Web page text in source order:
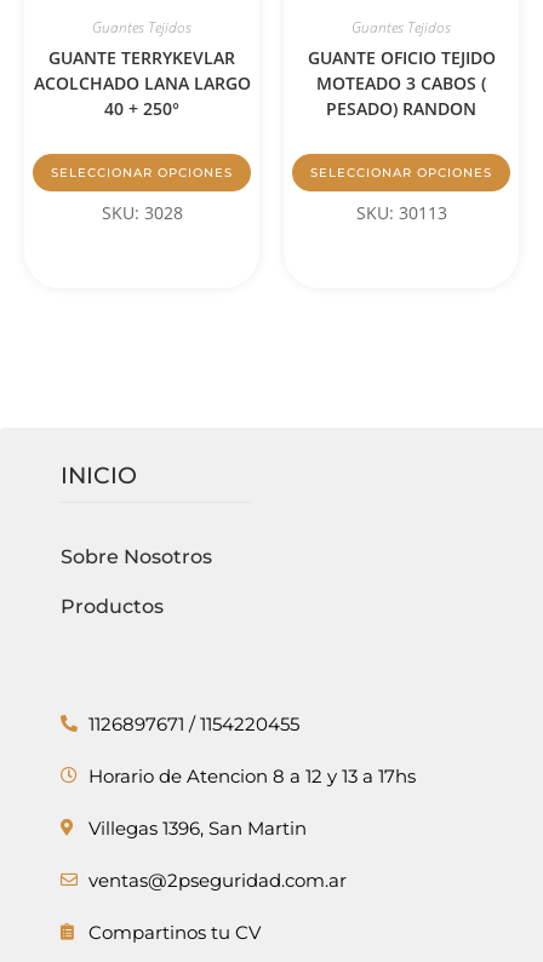
Guantes Tejidos
GUANTE TERRYKEVLAR
ACOLCHADO LANA LARGO
40 + 250°
SELECCIONAR OPCIONES
SKU: 3028
Guantes Tejidos
GUANTE OFICIO TEJIDO
MOTEADO 3 CABOS (
PESADO) RANDON
SELECCIONAR OPCIONES
SKU: 30113
INICIO
Sobre Nosotros
Productos
1126897671 / 1154220455
Horario de Atencion 8 a 12 y 13 a 17hs
Villegas 1396, San Martin
ventas@2pseguridad.com.ar
Compartinos tu CV